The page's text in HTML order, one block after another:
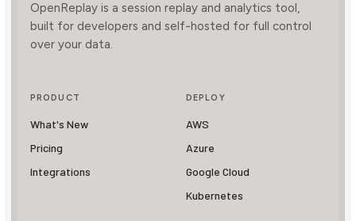
OpenReplay is a session replay and analytics tool,
built for developers and self-hosted for full control
over your data.
PRODUCT
What's New
Pricing
Integrations
DEPLOY
AWS
Azure
Google Cloud
Kubernetes